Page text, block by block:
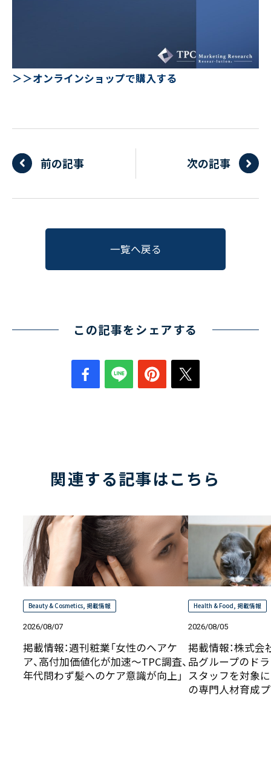
＞＞オンラインショップで購入する
前の記事 次の記事
一覧へ戻る
この記事をシェアする
関連する記事はこちら
Beauty & Cosmetics, 掲載情報
2026/08/07
掲載情報：週刊粧業「女性のヘアケ
ア、高付加価値化が加速～TPC調査、
年代問わず髪へのケア意識が向上」
Health & Food ,掲載情報
2026/08/05
掲載情報：株式会
品グループのド
スタッフを対象
の専門人材育成